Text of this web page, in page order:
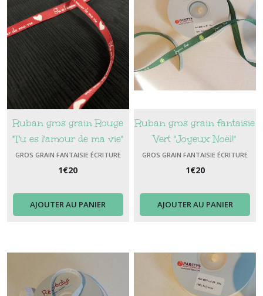
Ruban gros grain Rouge
"Tu es l'amour de ma vie"
GROS GRAIN FANTAISIE ÉCRITURE
1€20
AJOUTER AU PANIER
Ruban gros grain fantaisie
Vert "Joyeux Noël!"
GROS GRAIN FANTAISIE ÉCRITURE
1€20
AJOUTER AU PANIER